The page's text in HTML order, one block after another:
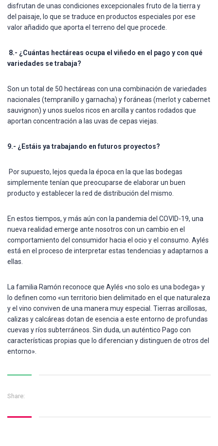
disfrutan de unas condiciones excepcionales fruto de la tierra y
del paisaje, lo que se traduce en productos especiales por ese
valor añadido que aporta el terreno del que procede.
8.- ¿Cuántas hectáreas ocupa el viñedo en el pago y con qué
variedades se trabaja?
Son un total de 50 hectáreas con una combinación de variedades
nacionales (tempranillo y garnacha) y foráneas (merlot y cabernet
sauvignon) y unos suelos ricos en arcilla y cantos rodados que
aportan concentración a las uvas de cepas viejas.
9.- ¿Estáis ya trabajando en futuros proyectos?
Por supuesto, lejos queda la época en la que las bodegas
simplemente tenían que preocuparse de elaborar un buen
producto y establecer la red de distribución del mismo.
En estos tiempos, y más aún con la pandemia del COVID-19, una
nueva realidad emerge ante nosotros con un cambio en el
comportamiento del consumidor hacia el ocio y el consumo. Aylés
está en el proceso de interpretar estas tendencias y adaptarnos a
ellas.
La familia Ramón reconoce que Aylés «no solo es una bodega» y
lo definen como «un territorio bien delimitado en el que naturaleza
y el vino conviven de una manera muy especial. Tierras arcillosas,
calizas y calcáreas dotan de esencia a este entorno de profundas
cuevas y ríos subterráneos. Sin duda, un auténtico Pago con
características propias que lo diferencian y distinguen de otros del
entorno».
Share: